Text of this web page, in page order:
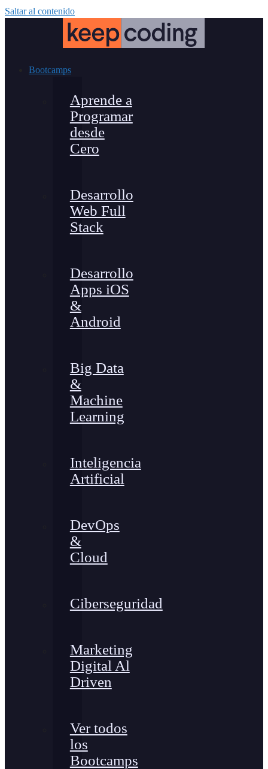
Saltar al contenido
Bootcamps
Aprende a
Programar
desde
Cero
Desarrollo
Web Full
Stack
Desarrollo
Apps iOS
&
Android
Big Data
&
Machine
Learning
Inteligencia
Artificial
DevOps
&
Cloud
Ciberseguridad
Marketing
Digital Al
Driven
Ver todos
los
Bootcamps